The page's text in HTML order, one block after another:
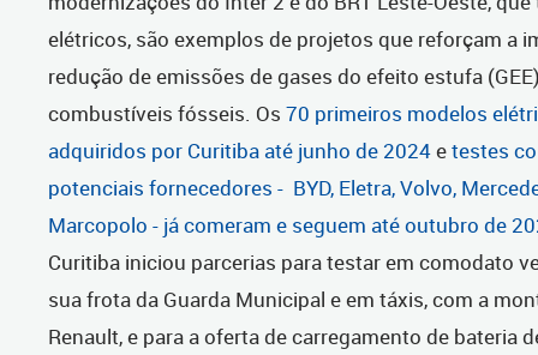
elétricos, são exemplos de projetos que reforçam a
redução de emissões de gases do efeito estufa
combustíveis fósseis. Os 70 primeiros modelos
adquiridos por Curitiba até junho de 2024etestes
potenciais fornecedores - BYD, Eletra, Volvo,
Marcopolo - já comeram e seguem até outubro de
Curitiba iniciou parcerias para testar em comodato
sua frota da Guarda Municipal e em táxis, com a
Renault, e para a oferta de carregamento de bateria